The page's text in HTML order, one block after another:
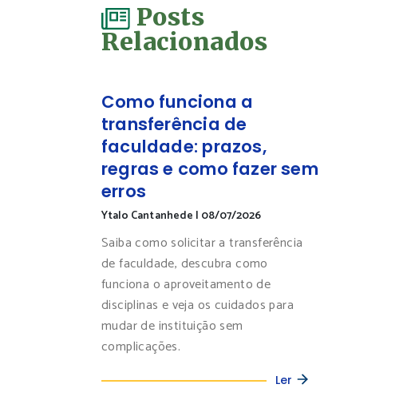
Posts
Relacionados
Como funciona a
transferência de
faculdade: prazos,
regras e como fazer sem
erros
Ytalo Cantanhede | 08/07/2026
Saiba como solicitar a transferência
de faculdade, descubra como
funciona o aproveitamento de
disciplinas e veja os cuidados para
mudar de instituição sem
complicações.
Ler